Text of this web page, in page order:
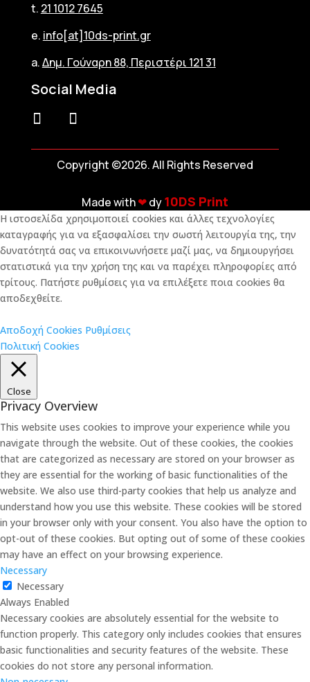
t. 21 1012 7645
e. info[at]10ds-print.gr
a.Δημ. Γούναρη 88, Περιστέρι 121 31
Social Media
Copyright ©2026. All Rights Reserved
Made with❤︎dy10DS Print
Η ιστοσελίδα χρησιμοποιεί cookies και άλλες τεχνολογίες
καταγραφής για να εξασφαλίσει την σωστή λειτουργία της, την
δυνατότητά σας να επικοινωνήσετε μαζί μας, να δημιουργήσει
στατιστικά για την χρήση της και να παρέχει πληροφορίες από
τρίτους. Πατήστε ρυθμίσεις για να επιλέξετε ποια cookies θα
αποδεχθείτε.
Αποδοχή Cookies Ρυθμίσεις
Πολιτική Cookies
Close
Privacy Overview
This website uses cookies to improve your experience while you
navigate through the website. Out of these cookies, the cookies
that are categorized as necessary are stored on your browser as
they are essential for the working of basic functionalities of the
website. We also use third-party cookies that help us analyze and
understand how you use this website. These cookies will be stored
in your browser only with your consent. You also have the option to
opt-out of these cookies. But opting out of some of these cookies
may have an effect on your browsing experience.
Necessary
Necessary
Always Enabled
Necessary cookies are absolutely essential for the website to
function properly. This category only includes cookies that ensures
basic functionalities and security features of the website. These
cookies do not store any personal information.